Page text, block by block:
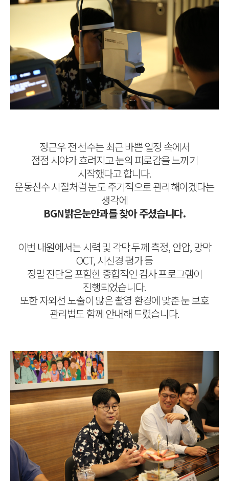
정근우 전 선수는 최근 바쁜 일정 속에서
점점 시야가 흐려지고 눈의 피로감을 느끼기
시작했다고 합니다.
운동선수 시절처럼 눈도 주기적으로 관리해야겠다는
생각에
BGN밝은눈안과를 찾아 주셨습니다.
이번 내원에서는 시력 및 각막 두께 측정, 안압, 망막
OCT, 시신경 평가 등
정밀 진단을 포함한 종합적인 검사 프로그램이
진행되었습니다.
또한 자외선 노출이 많은 촬영 환경에 맞춘 눈 보호
관리법도 함께 안내해 드렸습니다.